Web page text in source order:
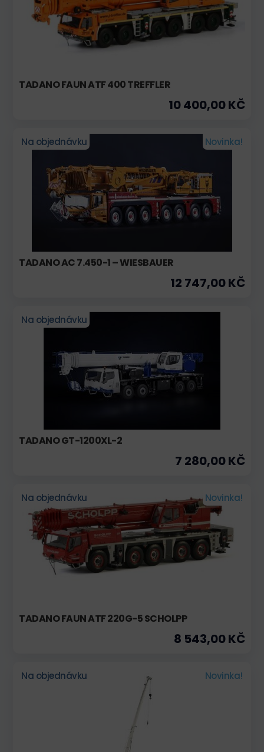
TADANO FAUN ATF 400 TREFFLER
10 400,00 KČ
Na objednávku Novinka!
TADANO AC 7.450-1 – WIESBAUER
12 747,00 KČ
Na objednávku
TADANO GT-1200XL-2
7 280,00 KČ
Na objednávku Novinka!
TADANO FAUN ATF 220G-5 SCHOLPP
8 543,00 KČ
Na objednávku Novinka!